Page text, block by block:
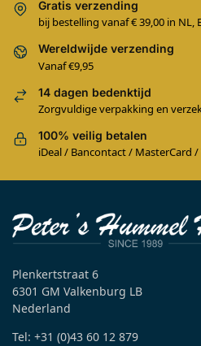
Gratis verzending
bij bestelling vanaf € 39,00 in NL,
Wereldwijde verzending
Vanaf €9,95
14 dagen bedenktijd
Zorgvuldige verpakking en
100% veilig betalen
iDeal / Bancontact / MasterCard /
Plenkertstraat 6
6301 GM Valkenburg LB
Nederland
Tel: +31 (0)43 60 12 879